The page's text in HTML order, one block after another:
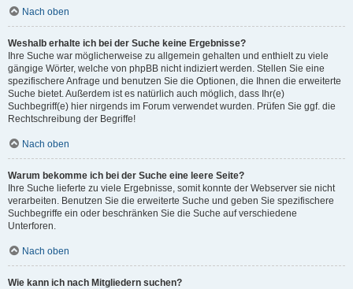
Nach oben
Weshalb erhalte ich bei der Suche keine Ergebnisse?
Ihre Suche war möglicherweise zu allgemein gehalten und enthielt zu viele
gängige Wörter, welche von phpBB nicht indiziert werden. Stellen Sie eine
spezifischere Anfrage und benutzen Sie die Optionen, die Ihnen die erweiterte
Suche bietet. Außerdem ist es natürlich auch möglich, dass Ihr(e)
Suchbegriff(e) hier nirgends im Forum verwendet wurden. Prüfen Sie ggf. die
Rechtschreibung der Begriffe!
Nach oben
Warum bekomme ich bei der Suche eine leere Seite?
Ihre Suche lieferte zu viele Ergebnisse, somit konnte der Webserver sie nicht
verarbeiten. Benutzen Sie die erweiterte Suche und geben Sie spezifischere
Suchbegriffe ein oder beschränken Sie die Suche auf verschiedene
Unterforen.
Nach oben
Wie kann ich nach Mitgliedern suchen?